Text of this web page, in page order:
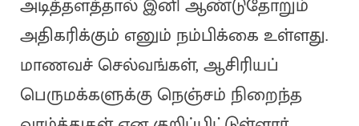
அடித்தளத்தால் இனி ஆண்டுதோறும்
அதிகரிக்கும் எனும் நம்பிக்கை உள்ளது.
மாணவச் செல்வங்கள், ஆசிரியப்
பெருமக்களுக்கு நெஞ்சம் நிறைந்த